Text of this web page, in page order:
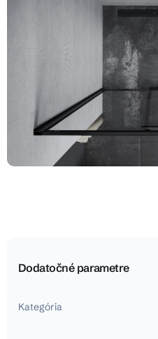
Dodatočné parametre
Kategória